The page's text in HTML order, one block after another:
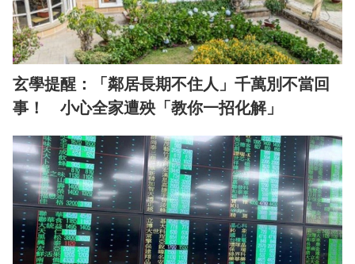
玄學提醒：「鄰居長期不住人」千萬別不當回
事！ 小心全家遭殃「教你一招化解」